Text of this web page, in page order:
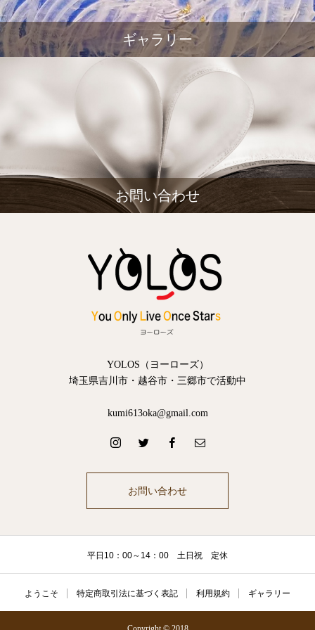
ギャラリー
お問い合わせ
YOLOS（ヨーローズ）
埼玉県吉川市・越谷市・三郷市で活動中
kumi613oka@gmail.com
お問い合わせ
平日10：00～14：00 土日祝 定休
ようこそ 特定商取引法に基づく表記 利用規約 ギャラリー